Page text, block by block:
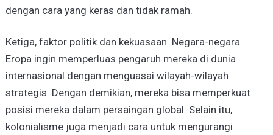
dengan cara yang keras dan tidak ramah.
Ketiga, faktor politik dan kekuasaan. Negara-negara
Eropa ingin memperluas pengaruh mereka di dunia
internasional dengan menguasai wilayah-wilayah
strategis. Dengan demikian, mereka bisa memperkuat
posisi mereka dalam persaingan global. Selain itu,
kolonialisme juga menjadi cara untuk mengurangi